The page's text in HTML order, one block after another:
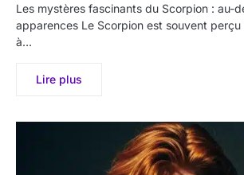
Les mystères fascinants du Scorpion : au-
apparences Le Scorpion est souvent perçu
à…
Lire plus